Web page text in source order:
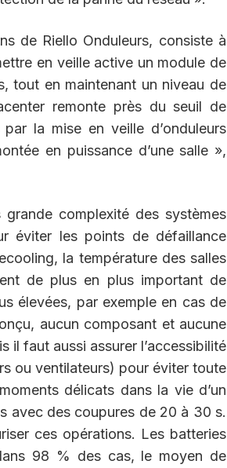
de Riello Onduleurs, consiste à
en veille active un module de
tout en maintenant un niveau de
remonte près du seuil de
la mise en veille d’onduleurs
en puissance d’une salle »,
complexité des systèmes
éviter les points de défaillance
la température des salles
de plus en plus important de
élevées, par exemple en cas de
aucun composant et aucune
il faut aussi assurer l’accessibilité
ou ventilateurs) pour éviter toute
délicats dans la vie d’un
avec des coupures de 20 à 30 s.
ces opérations. Les batteries
98 % des cas, le moyen de